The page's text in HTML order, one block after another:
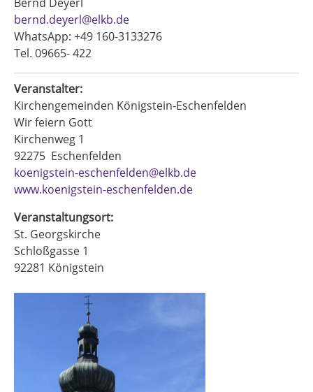
Bernd Deyerl
bernd.deyerl@elkb.de
WhatsApp: +49 160-3133276
Tel. 09665- 422
Veranstalter:
Kirchengemeinden Königstein-Eschenfelden
Wir feiern Gott
Kirchenweg 1
92275 Eschenfelden
koenigstein-eschenfelden@elkb.de
www.koenigstein-eschenfelden.de
Veranstaltungsort:
St. Georgskirche
Schloßgasse 1
92281 Königstein